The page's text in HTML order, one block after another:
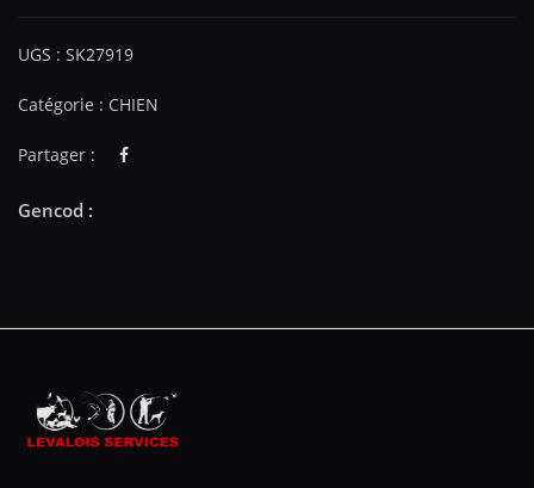
UGS : SK27919
Catégorie : CHIEN
Partager :